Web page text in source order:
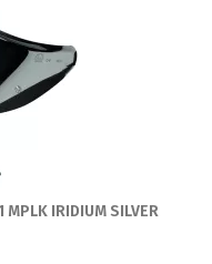
IRIDIUM SILVER